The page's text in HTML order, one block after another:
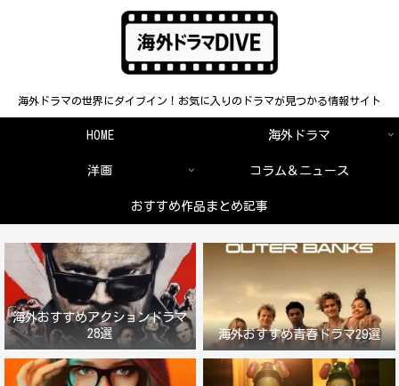
海外ドラマの世界にダイブイン！お気に入りのドラマが見つかる情報サイト
HOME 海外ドラマ
洋画 コラム＆ニュース
おすすめ作品まとめ記事
海外おすすめアクションドラマ
28選
海外おすすめ青春ドラマ29選